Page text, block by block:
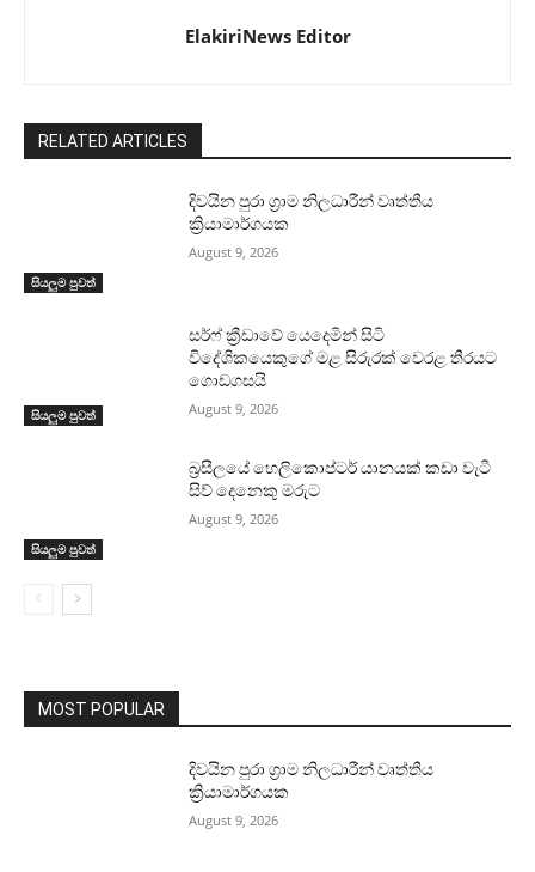
ElakiriNews Editor
RELATED ARTICLES
සියලුම පුවත්
දිවයින පුරා ග්‍රාම නිලධාරීන් වෘත්තීය
ක්‍රියාමාර්ගයක
August 9, 2026
සියලුම පුවත්
සර්ෆ් ක්‍රීඩාවේ යෙදෙමින් සිටි
විදේශිකයෙකුගේ මළ සිරුරක් වෙරළ තීරයට
ගොඩගසයි
August 9, 2026
සියලුම පුවත්
බ්‍රසීලයේ හෙලිකොප්ටර් යානයක් කඩා වැටී
සිව් දෙනෙකු මරුට
August 9, 2026
MOST POPULAR
දිවයින පුරා ග්‍රාම නිලධාරීන් වෘත්තීය
ක්‍රියාමාර්ගයක
August 9, 2026